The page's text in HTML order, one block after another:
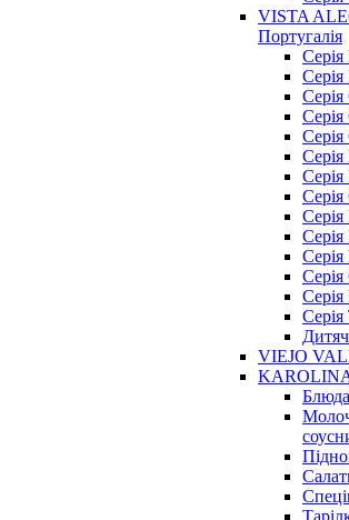
VISTA
Португалія
Серія
Серія
Серія
Серія
Серія
Серія
Серія
Серія
VIEJO
Блюда